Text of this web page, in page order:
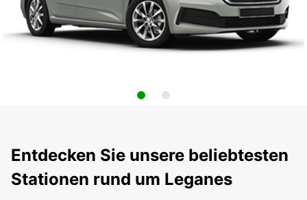
Entdecken Sie unsere beliebtesten
Stationen rund um Leganes